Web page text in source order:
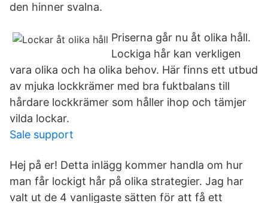
den hinner svalna.
Priserna går nu åt olika håll.
Lockiga hår kan verkligen
vara olika och ha olika behov. Här finns ett utbud
av mjuka lockkrämer med bra fuktbalans till
hårdare lockkrämer som håller ihop och tämjer
vilda lockar.
Sale support
Hej på er! Detta inlägg kommer handla om hur
man får lockigt hår på olika strategier. Jag har
valt ut de 4 vanligaste sätten för att få ett